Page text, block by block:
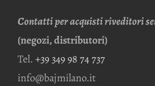
Contatti per acquisti riveditori
(negozi, distributori)
Tel. +39 349 98 74 737
info@bajmilano.it